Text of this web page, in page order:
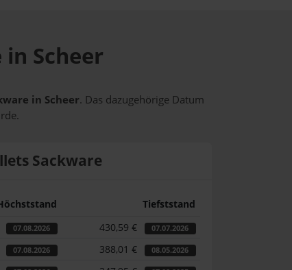
Scheer
in Scheer. Das dazugehörige Datum
Sackware
Tiefststand
07.08.2026 430,59 € 07.07.2026
07.08.2026 388,01 € 08.05.2026